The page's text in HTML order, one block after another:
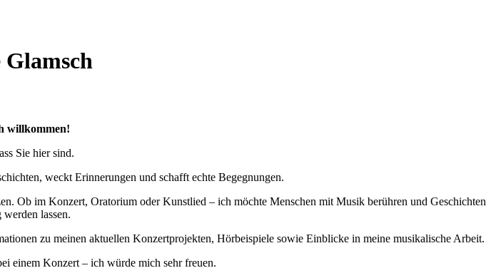
Glamsch
willkommen!
Sie hier sind.
weckt Erinnerungen und schafft echte Begegnungen.
Ob im Konzert, Oratorium oder Kunstlied – ich möchte Menschen mit Musik berühren und Geschichten
werden lassen.
zu meinen aktuellen Konzertprojekten, Hörbeispiele sowie Einblicke in meine musikalische Arbeit.
einem Konzert – ich würde mich sehr freuen.